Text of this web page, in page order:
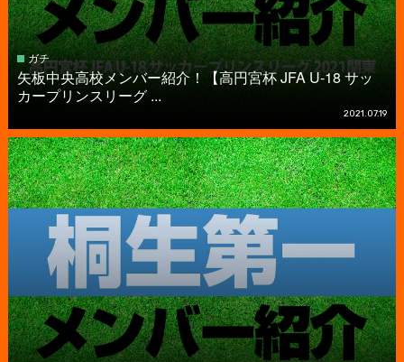
ガチ
矢板中央高校メンバー紹介！【高円宮杯 JFA U-18 サッ
カープリンスリーグ ...
2021.07.19